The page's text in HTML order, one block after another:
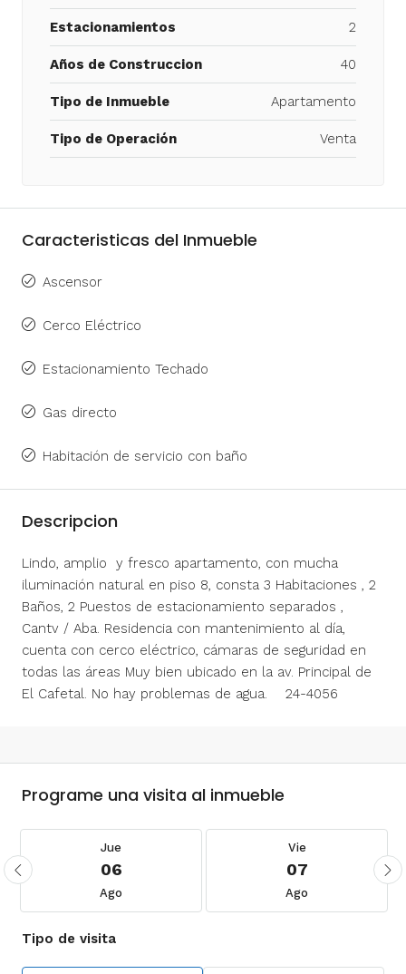
Estacionamientos 2
Años de Construccion 40
Tipo de Inmueble Apartamento
Tipo de Operación Venta
Caracteristicas del Inmueble
Ascensor
Cerco Eléctrico
Estacionamiento Techado
Gas directo
Habitación de servicio con baño
Descripcion
Lindo, amplio y fresco apartamento, con mucha
iluminación natural en piso 8, consta 3 Habitaciones , 2
Baños, 2 Puestos de estacionamiento separados ,
Cantv / Aba. Residencia con mantenimiento al día,
cuenta con cerco eléctrico, cámaras de seguridad en
todas las áreas Muy bien ubicado en la av. Principal de
El Cafetal. No hay problemas de agua. 24-4056
Programe una visita al inmueble
Jue
06
Ago
Vie
07
Ago
Tipo de visita